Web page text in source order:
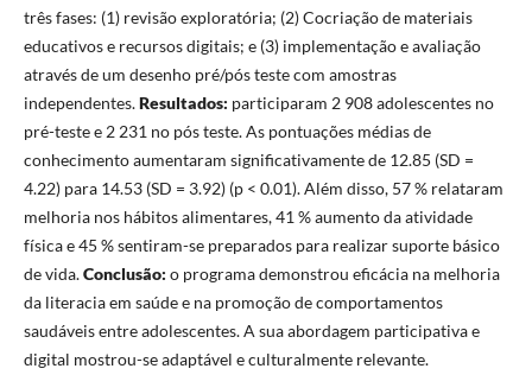
três fases: (1) revisão exploratória; (2) Cocriação de materiais
educativos e recursos digitais; e (3) implementação e avaliação
através de um desenho pré/pós teste com amostras
independentes.Resultados: participaram 2 908 adolescentes no
pré-teste e 2 231 no pós teste. As pontuações médias de
conhecimento aumentaram significativamente de 12.85 (SD =
4.22) para 14.53 (SD = 3.92) (p < 0.01). Além disso, 57 % relataram
melhoria nos hábitos alimentares, 41 % aumento da atividade
física e 45 % sentiram-se preparados para realizar suporte básico
de vida.Conclusão: o programa demonstrou eficácia na melhoria
da literacia em saúde e na promoção de comportamentos
saudáveis entre adolescentes. A sua abordagem participativa e
digital mostrou-se adaptável e culturalmente relevante.